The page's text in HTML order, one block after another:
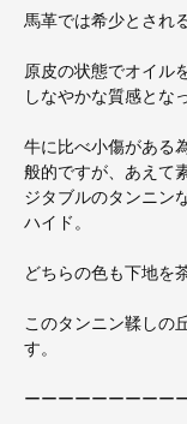
馬革では希少とされ
原皮の状態でオイル
しなやかな質感とな
牛に比べ小傷がある
般的ですが、あえて
ジタブルのタンニン
ハイド。
どちらの色も下地を
このタンニン鞣しの
す。
ーーーーーーーーー